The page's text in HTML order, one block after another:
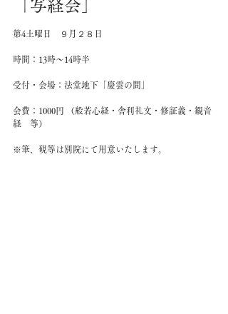
「写経会」
第4土曜日　９月２８日
時間：13時～14時半
受付・会場：法堂地下「慶雲の間」
会費：1000円 （般若心経・舎利礼文・修証義・観音
経　等）
※筆、硯等は別院にて用意いたします。